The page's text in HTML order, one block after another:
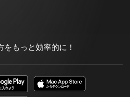
もっと効率的に！